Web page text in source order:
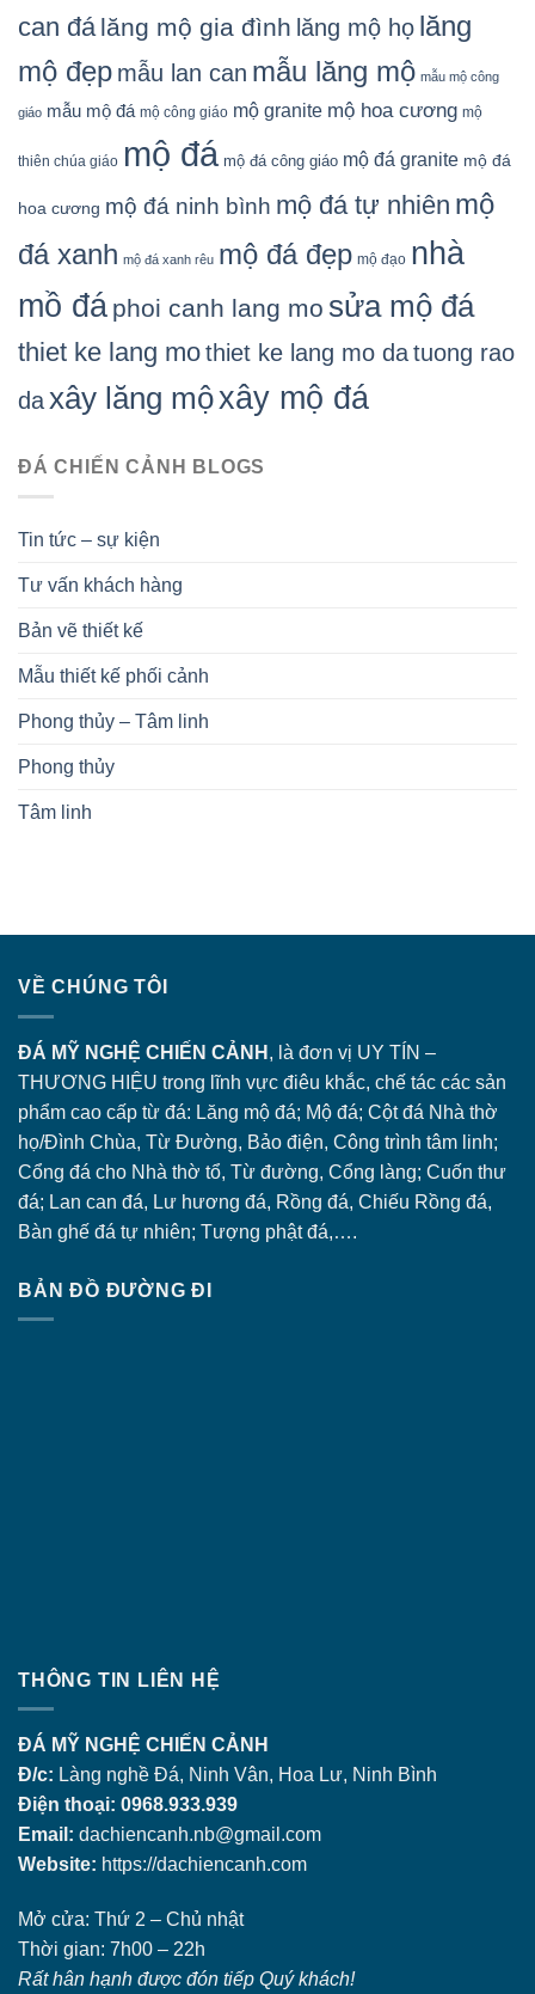
can đá lăng mộ gia đình lăng mộ họ lăng
mộ đẹp mẫu lan can mẫu lăng mộ mẫu mộ công
giáo mẫu mộ đá mộ công giáo mộ granite mộ hoa cương mộ
thiên chúa giáo mộ đá mộ đá công giáo mộ đá granite mộ đá
hoa cương mộ đá ninh bình mộ đá tự nhiên mộ
đá xanh mộ đá xanh rêu mộ đá đẹp mộ đạo nhà
mồ đá phoi canh lang mo sửa mộ đá
thiet ke lang mothiet ke lang mo datuong rao
daxây lăng mộxây mộ đá
ĐÁ CHIẾN CẢNH BLOGS
Tin tức – sự kiện
Tư vấn khách hàng
Bản vẽ thiết kế
Mẫu thiết kế phối cảnh
Phong thủy – Tâm linh
Phong thủy
Tâm linh
VỀ CHÚNG TÔI
ĐÁ MỸ NGHỆ CHIẾN CẢNH , là đơn vị UY TÍN –
THƯƠNG HIỆU trong lĩnh vực điêu khắc, chế tác các sản
phẩm cao cấp từ đá: Lăng mộ đá; Mộ đá; Cột đá Nhà thờ
họ/Đình Chùa, Từ Đường, Bảo điện, Công trình tâm linh;
Cổng đá cho Nhà thờ tổ, Từ đường, Cổng làng; Cuốn thư
đá; Lan can đá, Lư hương đá, Rồng đá, Chiếu Rồng đá,
Bàn ghế đá tự nhiên; Tượng phật đá,….
BẢN ĐỒ ĐƯỜNG ĐI
THÔNG TIN LIÊN HỆ
ĐÁ MỸ NGHỆ CHIẾN CẢNH
Đ/c: Làng nghề Đá, Ninh Vân, Hoa Lư, Ninh Bình
Điện thoại: 0968.933.939
Email: dachiencanh.nb@gmail.com
Website: https://dachiencanh.com
Mở cửa: Thứ 2 – Chủ nhật
Thời gian: 7h00 – 22h
Rất hân hạnh được đón tiếp Quý khách!